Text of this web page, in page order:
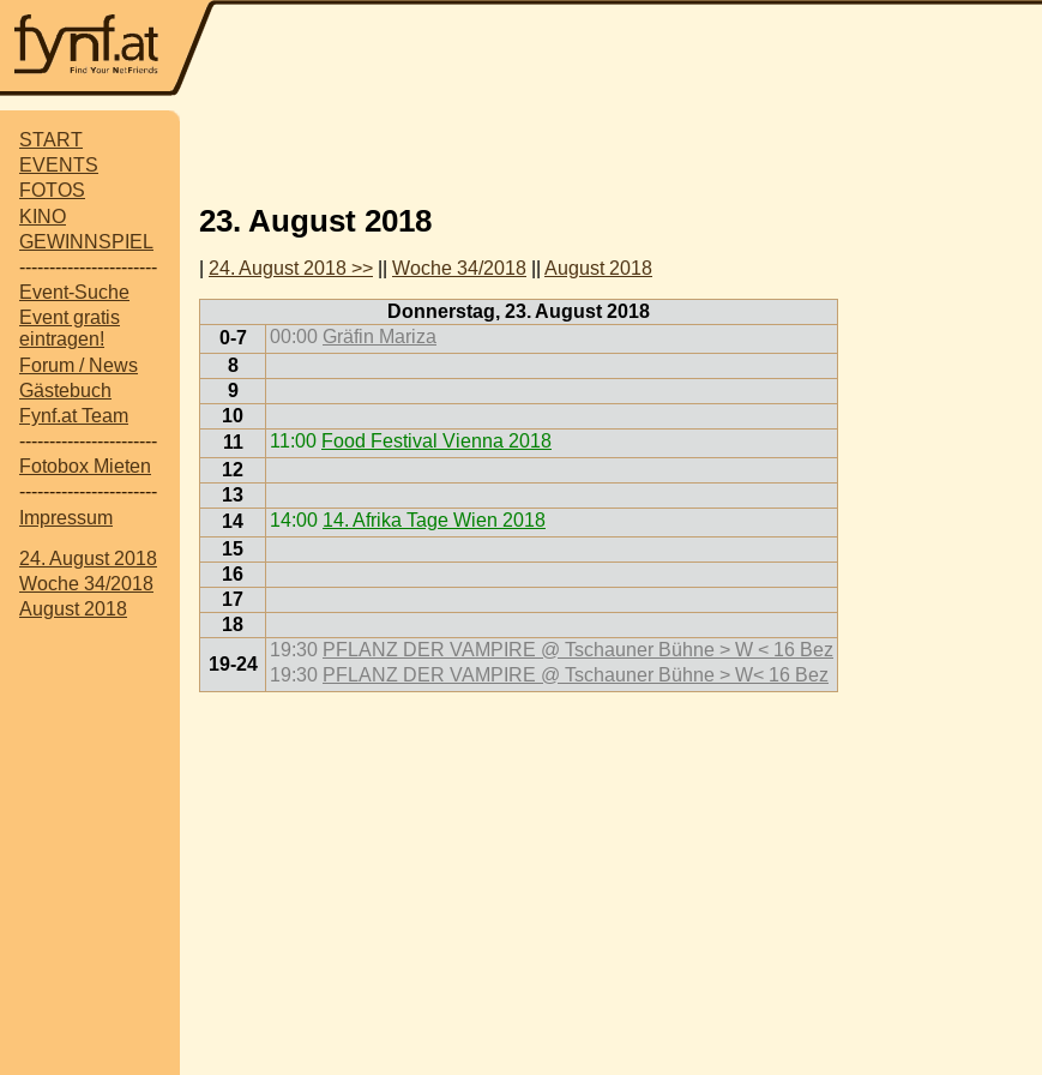
START
EVENTS
FOTOS
KINO
GEWINNSPIEL
-----------------------
Event-Suche
Event gratis
eintragen!
Forum / News
Gästebuch
Fynf.at Team
-----------------------
Fotobox Mieten
-----------------------
Impressum
24. August 2018
Woche 34/2018
August 2018
23. August 2018
24. August 2018 >> Woche 34/2018 August 2018
Donnerstag, 23. August 2018
0-7
00:00 Gräfin Mariza
8
9
10
11
11:00 Food Festival Vienna 2018
12
13
14
14:00 14. Afrika Tage Wien 2018
15
16
17
18
19-24
19:30 PFLANZ DER VAMPIRE @ Tschauner Bühne > W < 16 Bez
19:30 PFLANZ DER VAMPIRE @ Tschauner Bühne > W< 16 Bez